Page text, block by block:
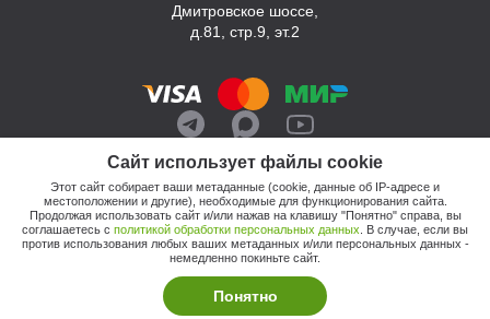
Сайт использует файлы cookie
Этот сайт собирает ваши метаданные (cookie, данные об IP-адресе и
местоположении и другие), необходимые для функционирования сайта.
Продолжая использовать сайт и/или нажав на клавишу "Понятно" справа, вы
соглашаетесь с политикой обработки персональных данных . В случае, если вы
против использования любых ваших метаданных и/или персональных данных -
немедленно покиньте сайт.
Понятно
Дмитровское шоссе,
д.81, стр.9, эт.2
© 2026, Компания «Интерьер Уют»
Политика обработки персональных данных
Этот сайт продвигает: Кузнецов Анатолий